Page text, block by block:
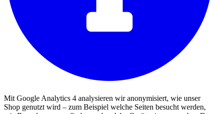
Mit Google Analytics 4 analysieren wir anonymisiert, wie unser
Shop genutzt wird – zum Beispiel welche Seiten besucht werden,